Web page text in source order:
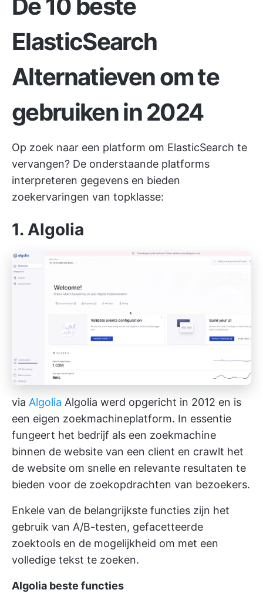
De 10 beste
ElasticSearch
Alternatievenom te
gebruiken in 2024
Op zoek naar een platform om ElasticSearch te
vervangen? De onderstaande platforms
interpreteren gegevens en bieden
zoekervaringen van topklasse:
1. Algolia
via Algolia Algolia werd opgericht in 2012 en is
een eigen zoekmachineplatform. In essentie
fungeert het bedrijf als een zoekmachine
binnen de website van een client en crawlt het
de website om snelle en relevante resultaten te
bieden voor de zoekopdrachten van bezoekers.
Enkele van de belangrijkste functies zijn het
gebruik van A/B-testen, gefacetteerde
zoektools en de mogelijkheid om met een
volledige tekst te zoeken.
Algolia beste functies